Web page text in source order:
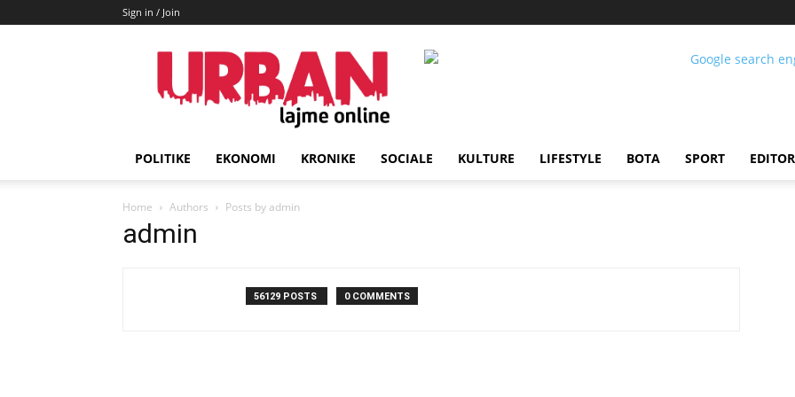
Sign in / Join
URBAN
Lajme
POLITIKE EKONOMI KRONIKE SOCIALE KULTURE LIFESTYLE BOTA SPORT
Home Authors Posts by admin
admin
56129 POSTS 0 COMMENTS